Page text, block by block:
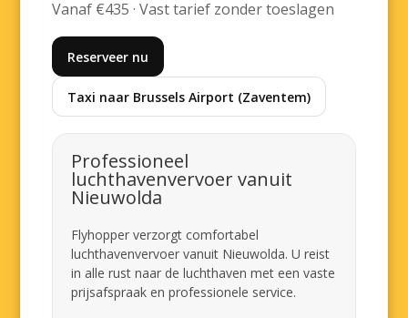
Vanaf €435 · Vast tarief zonder toeslagen
Reserveer nu
Taxi naar Brussels Airport (Zaventem)
Professioneel
luchthavenvervoer vanuit
Nieuwolda
Flyhopper verzorgt comfortabel
luchthavenvervoer vanuit Nieuwolda. U reist
in alle rust naar de luchthaven met een vaste
prijsafspraak en professionele service.